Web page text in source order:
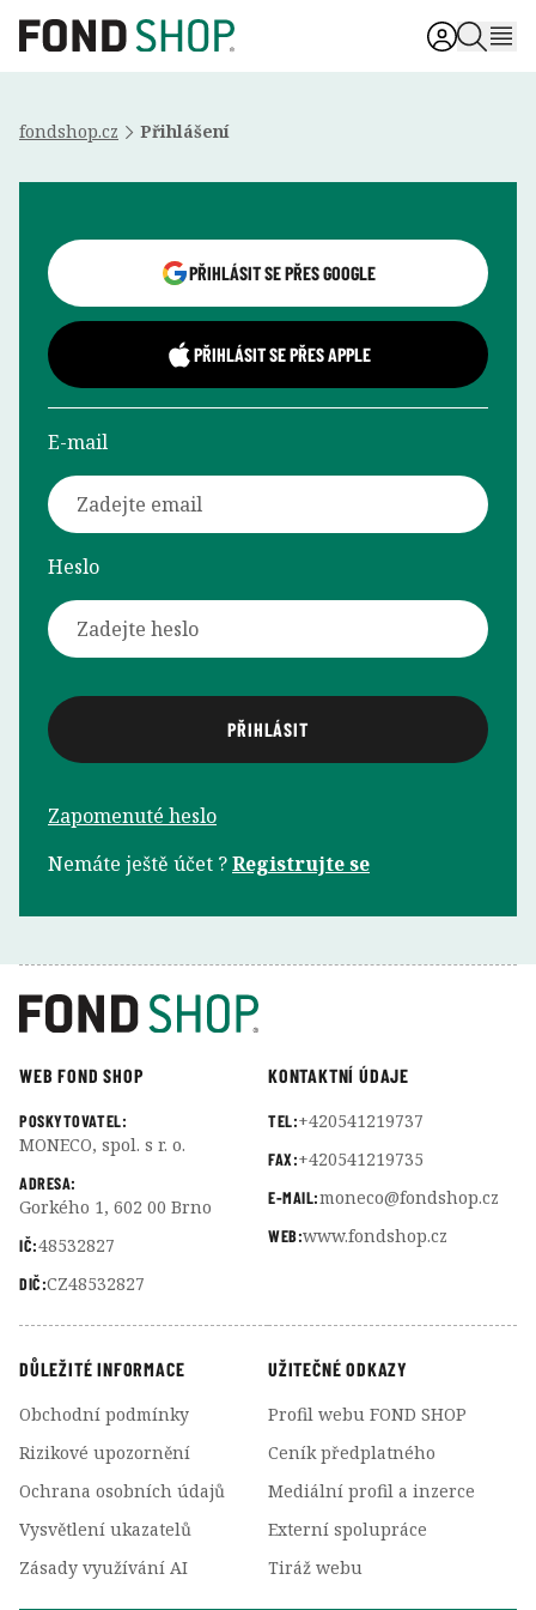
fondshop.cz Přihlášení
PŘIHLÁSIT SE PŘES GOOGLE
PŘIHLÁSIT SE PŘES APPLE
E-mail
Heslo
Zapomenuté heslo
Nemáte ještě účet ?Registrujte se
WEB FOND SHOP
POSKYTOVATEL:
MONECO, spol. s r. o.
ADRESA:
Gorkého 1, 602 00 Brno
IČ:48532827
DIČ:CZ48532827
KONTAKTNÍ ÚDAJE
TEL:+420541219737
FAX:+420541219735
E-MAIL:moneco@fondshop.cz
WEB:www.fondshop.cz
DŮLEŽITÉ INFORMACE
Obchodní podmínky
Rizikové upozornění
Ochrana osobních údajů
Vysvětlení ukazatelů
Zásady využívání AI
UŽITEČNÉ ODKAZY
Profil webu FOND SHOP
Ceník předplatného
Mediální profil a inzerce
Externí spolupráce
Tiráž webu